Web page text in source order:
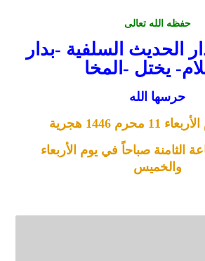
حفظه الله تعالى
الحديث السلفية -بدار
يختل -المخا
حرسها الله
1446 هجرية
الثامنة صباحاً في يوم الأربعاء
والخميس